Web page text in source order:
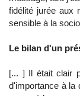
fidélité jurée aux
sensible à la
Le bilan d'un
[... ] Il était clair
d'importance à la